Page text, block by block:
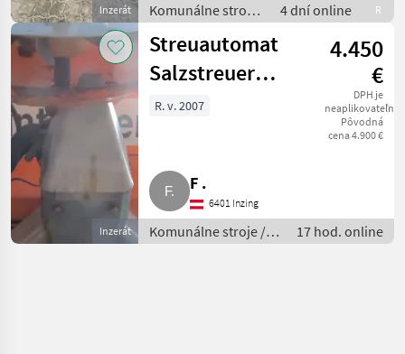
Inzerát
Komunálne stroje
/ Zametací stroj
4 dní online R
Inzerát
Streuautomat
Salzstreuer
Gmeiner STA
4.450
€
DPH je
neaplikovateľné
Pôvodná
cena 4.900 €
R. v. 2007
F .
6401 Inzing
Komunálne stroje /
Striekacie stroje
17 hod. online